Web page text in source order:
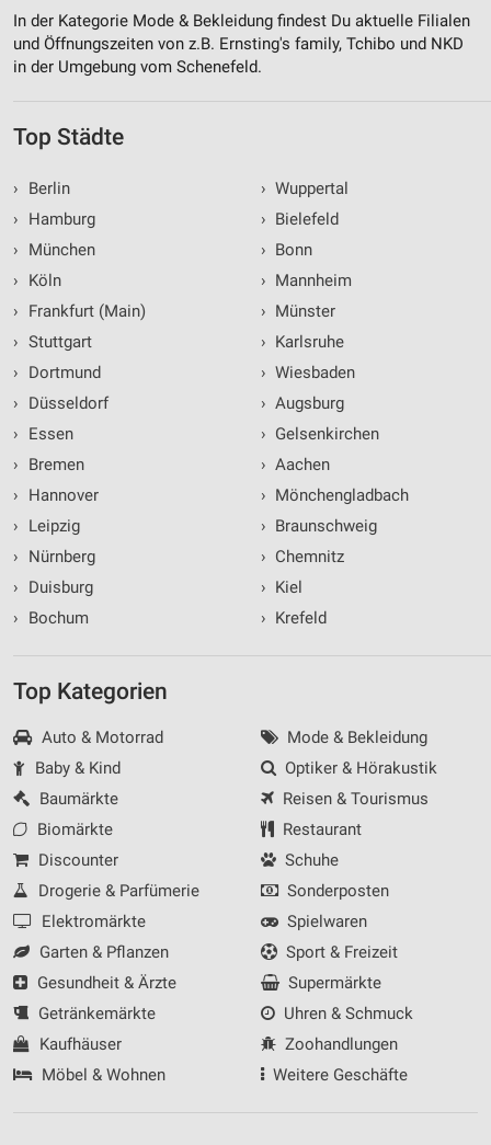
In der Kategorie Mode & Bekleidung findest Du aktuelle Filialen
und Öffnungszeiten von z.B. Ernsting's family, Tchibo und NKD
in der Umgebung vom Schenefeld.
Top Städte
›
Berlin
›
Hamburg
›
München
›
Köln
›
Frankfurt (Main)
› Stuttgart
›
Dortmund
›
Düsseldorf
›
Essen
›
Bremen
›
Hannover
›
Leipzig
›
Nürnberg
›
Duisburg
›
Bochum
› Wuppertal
› Bielefeld
› Bonn
› Mannheim
› Münster
› Karlsruhe
› Wiesbaden
› Augsburg
› Gelsenkirchen
› Aachen
› Mönchengladbach
› Braunschweig
› Chemnitz
› Kiel
› Krefeld
Top Kategorien
Auto & Motorrad
Baby & Kind
Baumärkte
Biomärkte
Discounter
Drogerie & Parfümerie
Elektromärkte
Garten & Pflanzen
Gesundheit & Ärzte
Getränkemärkte
Kaufhäuser
Möbel & Wohnen
Mode & Bekleidung
Optiker & Hörakustik
Reisen & Tourismus
Restaurant
Schuhe
Sonderposten
Spielwaren
Sport & Freizeit
Supermärkte
Uhren & Schmuck
Zoohandlungen
Weitere Geschäfte